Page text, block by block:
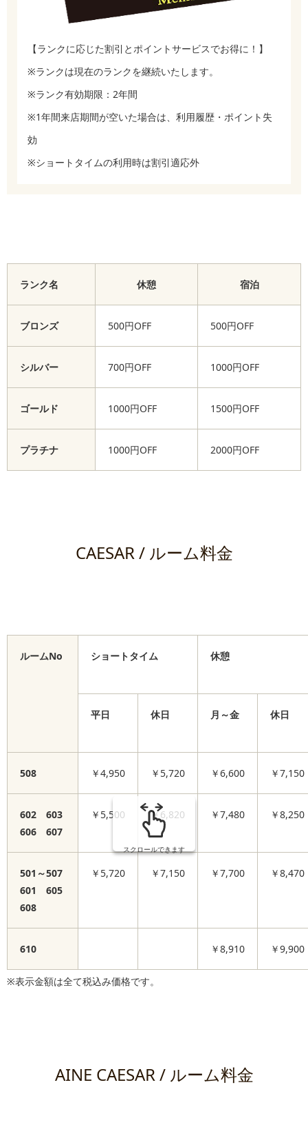
【ランクに応じた割引とポイントサービスでお得に！】
※ランクは現在のランクを継続いたします。
※ランク有効期限：2年間
※1年間来店期間が空いた場合は、利用履歴・ポイント失
効
※ショートタイムの利用時は割引適応外
ランク名 休憩 宿泊
ブロンズ 500円OFF 500円OFF
シルバー 700円OFF 1000円OFF
ゴールド 1000円OFF 1500円OFF
プラチナ 1000円OFF 2000円OFF
CAESAR / ルーム料金
ルームNo ショートタイム 休憩
平日 休日 月～金 休日
508 ￥4,950 ￥5,720 ￥6,600 ￥7,150
602 603
606 607
￥5,500 ￥6,820 ￥7,480 ￥8,250
501～507
601 605
608
￥5,720 ￥7,150 ￥7,700 ￥8,470
610 ￥8,910 ￥9,900
※表示金額は全て税込み価格です。
スクロールできます
AINE CAESAR / ルーム料金